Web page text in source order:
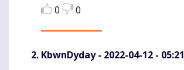
0
0
KbwnDyday- 2022-04-12 - 05:21